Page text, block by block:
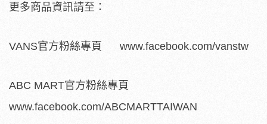
更多商品資訊請至：
VANS官方粉絲專頁 www.facebook.com/vanstw
ABC MART官方粉絲專頁
www.facebook.com/ABCMARTTAIWAN